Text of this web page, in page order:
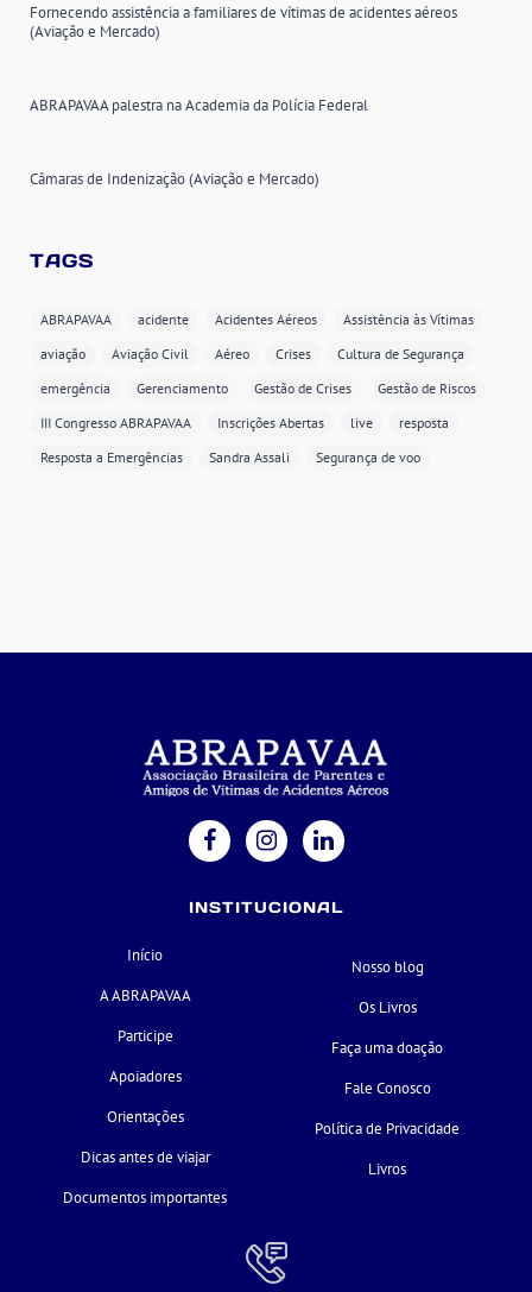
Fornecendo assistência a familiares de vítimas de acidentes aéreos
(Aviação e Mercado)
ABRAPAVAA palestra na Academia da Polícia Federal
Câmaras de Indenização (Aviação e Mercado)
TAGS
ABRAPAVAA acidente Acidentes Aéreos
Assistência às Vítimas
aviação
Aviação Civil Aéreo Crises
Cultura de Segurança
emergência
Gerenciamento Gestão de Crises
Gestão de Riscos
III Congresso ABRAPAVAA
Inscrições Abertas live
resposta
Resposta a Emergências
Sandra Assali Segurança de voo
INSTITUCIONAL
Início
A ABRAPAVAA
Participe
Apoiadores
Orientações
Dicas antes de viajar
Documentos importantes
Nosso blog
Os Livros
Faça uma doação
Fale Conosco
Política de Privacidade
Livros